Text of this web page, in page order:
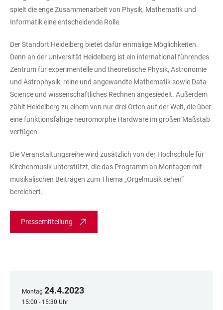
spielt die enge Zusammenarbeit von Physik, Mathematik und
Informatik eine entscheidende Rolle.
Der Standort Heidelberg bietet dafür einmalige Möglichkeiten.
Denn an der Universität Heidelberg ist ein international führendes
Zentrum für experimentelle und theoretische Physik, Astronomie
und Astrophysik, reine und angewandte Mathematik sowie Data
Science und wissenschaftliches Rechnen angesiedelt. Außerdem
zählt Heidelberg zu einem von nur drei Orten auf der Welt, die über
eine funktionsfähige neuromorphe Hardware im großen Maßstab
verfügen.
Die Veranstaltungsreihe wird zusätzlich von der Hochschule für
Kirchenmusik unterstützt, die das Programm an Montagen mit
musikalischen Beiträgen zum Thema „Orgelmusik sehen“
bereichert.
Pressemitteilung
Montag 24.4.2023
15:00 - 15:30 Uhr